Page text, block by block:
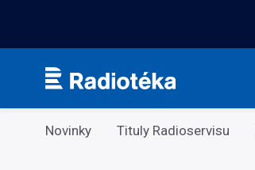
Kategorie
Novinky Tituly Radioservisu